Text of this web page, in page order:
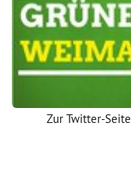
Zur Twitter-Seite